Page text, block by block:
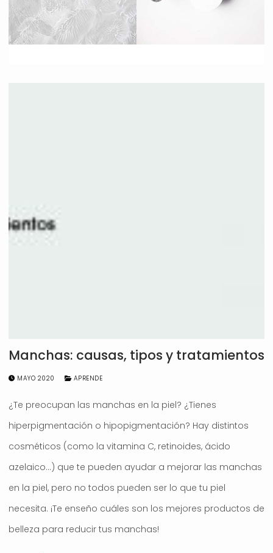
Manchas: causas, tipos y tratamientos
MAYO 2020 APRENDE
¿Te preocupan las manchas en la piel? ¿Tienes
hiperpigmentación o hipopigmentación? Hay distintos
cosméticos (como la vitamina C, retinoides, ácido
azelaico…) que te pueden ayudar a mejorar las manchas
en la piel, pero no todos pueden ser lo que tu piel
necesita. ¡Te enseño cuáles son los mejores productos de
belleza para reducir tus manchas!